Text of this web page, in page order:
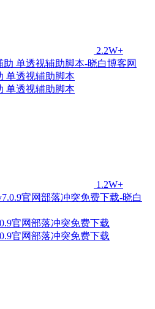
2.2W+
单透视辅助脚本
单透视辅助脚本
1.2W+
官网部落冲突免费下载
官网部落冲突免费下载